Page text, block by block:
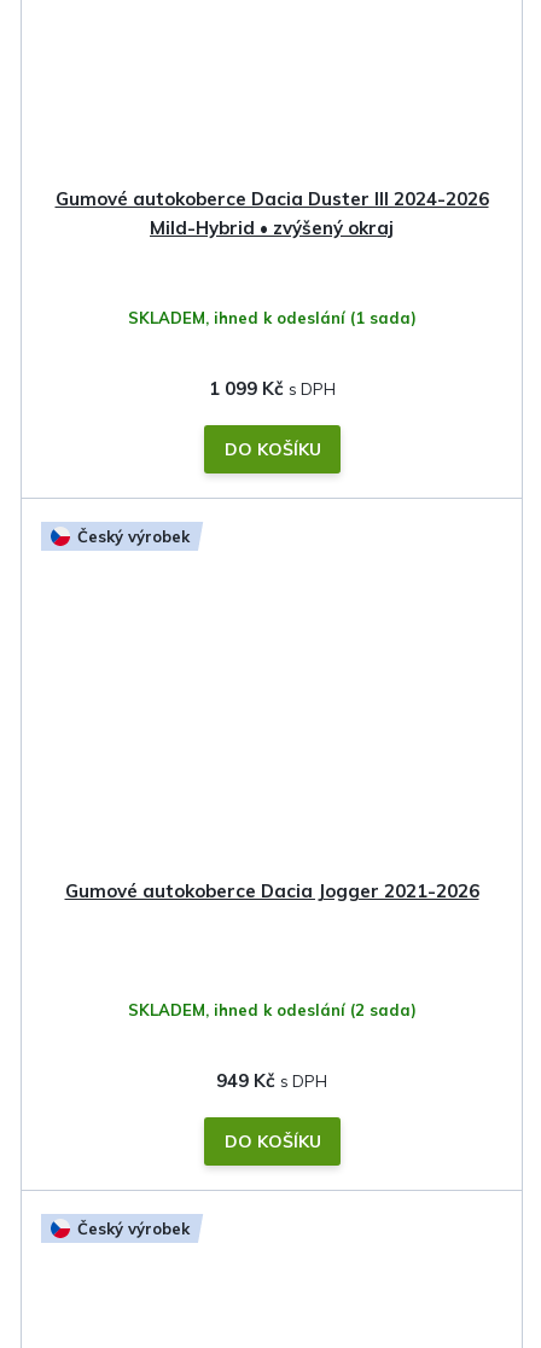
Gumové autokoberce Dacia Duster III 2024-2026
Mild-Hybrid • zvýšený okraj
SKLADEM, ihned k odeslání (1 sada)
1 099 Kč
DO KOŠÍKU
Český výrobek
Gumové autokoberce Dacia Jogger 2021-2026
SKLADEM, ihned k odeslání (2 sada)
949 Kč
DO KOŠÍKU
Český výrobek